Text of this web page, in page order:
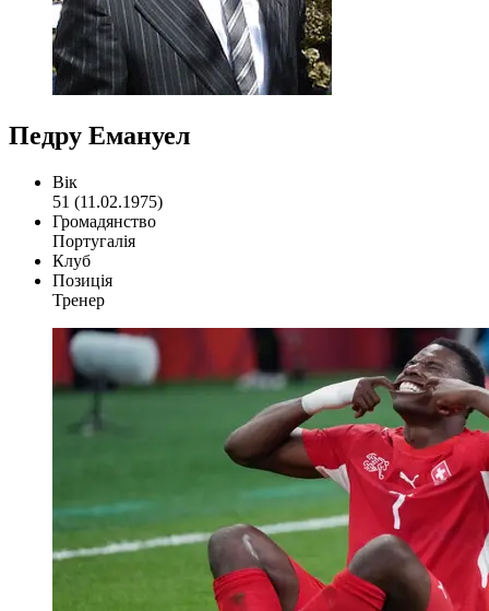
Педру Емануел
Вік
51 (11.02.1975)
Громадянство
Португалія
Клуб
Позиція
Тренер